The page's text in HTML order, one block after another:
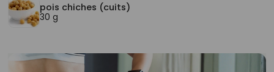
pois chiches (cuits)
30 g